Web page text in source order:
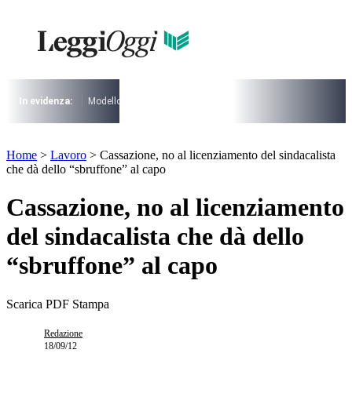
contenuto
I più cercati
Lorem ipsum dolor sit amet consectetur
Lorem ipsum dolor sit amet consectetur
In evidenza: Modello 730
I più cercati
Lorem ipsum dolor sit amet consectetur
Home > Lavoro > Cassazione, no al licenziamento del sindacalista
che dà dello “sbruffone” al capo
Cassazione, no al licenziamento
del sindacalista che dà dello
“sbruffone” al capo
Scarica PDF Stampa
Redazione
18/09/12